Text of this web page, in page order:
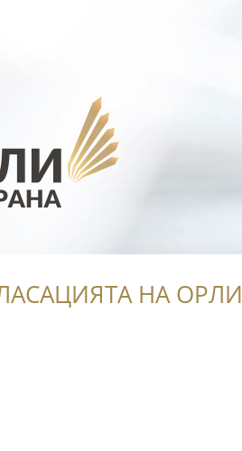
НА ОРЛИ